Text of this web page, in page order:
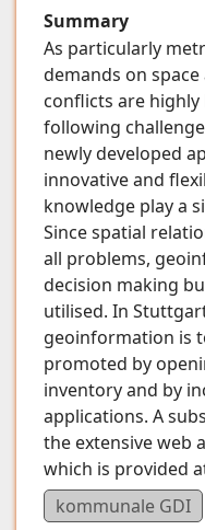
Summary
As particularly
demands on
conflicts are
following
newly developed
innovative and
knowledge play a
Since spatial
all problems,
decision making
utilised. In
geoinformation is
promoted by
inventory and by
applications. A
the extensive web
which is provided
kommunale GDI